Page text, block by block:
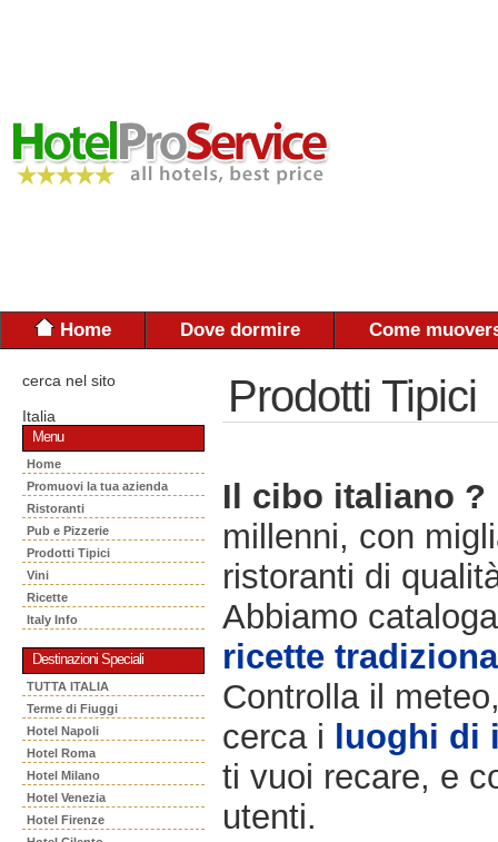
Home Dove dormire Come
cerca nel sito
Italia
Menu
Home
Promuovi la tua azienda
Ristoranti
Pub e Pizzerie
Prodotti Tipici
Vini
Ricette
Italy Info
Destinazioni Speciali
TUTTA ITALIA
Terme di Fiuggi
Hotel Napoli
Hotel Roma
Hotel Milano
Hotel Venezia
Hotel Firenze
Prodotti Tipici
Il cibo italiano ?
millenni, con
ristoranti di
Abbiamo
ricette
Controlla il
cerca i luoghi di
ti vuoi recare, e
utenti.